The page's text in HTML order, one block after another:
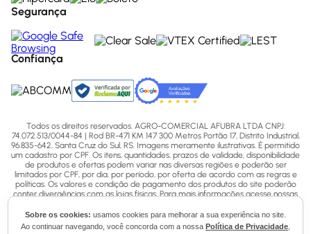
Sobre os cookies: usamos cookies para melhorar a sua experiência no site.
Ao continuar navegando, você concorda com a nossa Política de Privacidade
Segurança
Confiança
Todos os direitos reservados. AGRO-COMERCIAL AFUBRA LTDA CNPJ:
74.072.513/0044-84 | Rod BR-471 KM 147 300 Metros Portão 17, Distrito Industrial,
96.835-642, Santa Cruz do Sul, RS. Imagens meramente ilustrativas. É permitido
um cadastro por CPF. Os itens, quantidades, prazos de validade, disponibilidade
de produtos e ofertas podem variar nas diversas regiões e poderão ser
limitados por CPF, por dia, por período, por oferta de acordo com as regras e
políticas. Os valores e condição de pagamento dos produtos do site poderão
conter divergências com as lojas físicas. Para mais informações acesse nossas
(51) 3713-7750 ou email - sac@afubra.com.br.